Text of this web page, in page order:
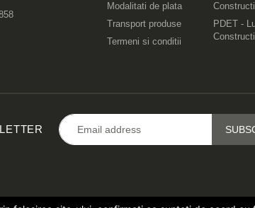
Modalitati de plata
Transport produse
Termeni si conditii
PDET -